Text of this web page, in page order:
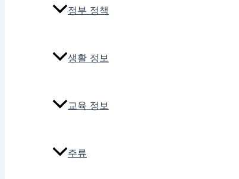
정부 정책
생활 정보
교육 정보
주류